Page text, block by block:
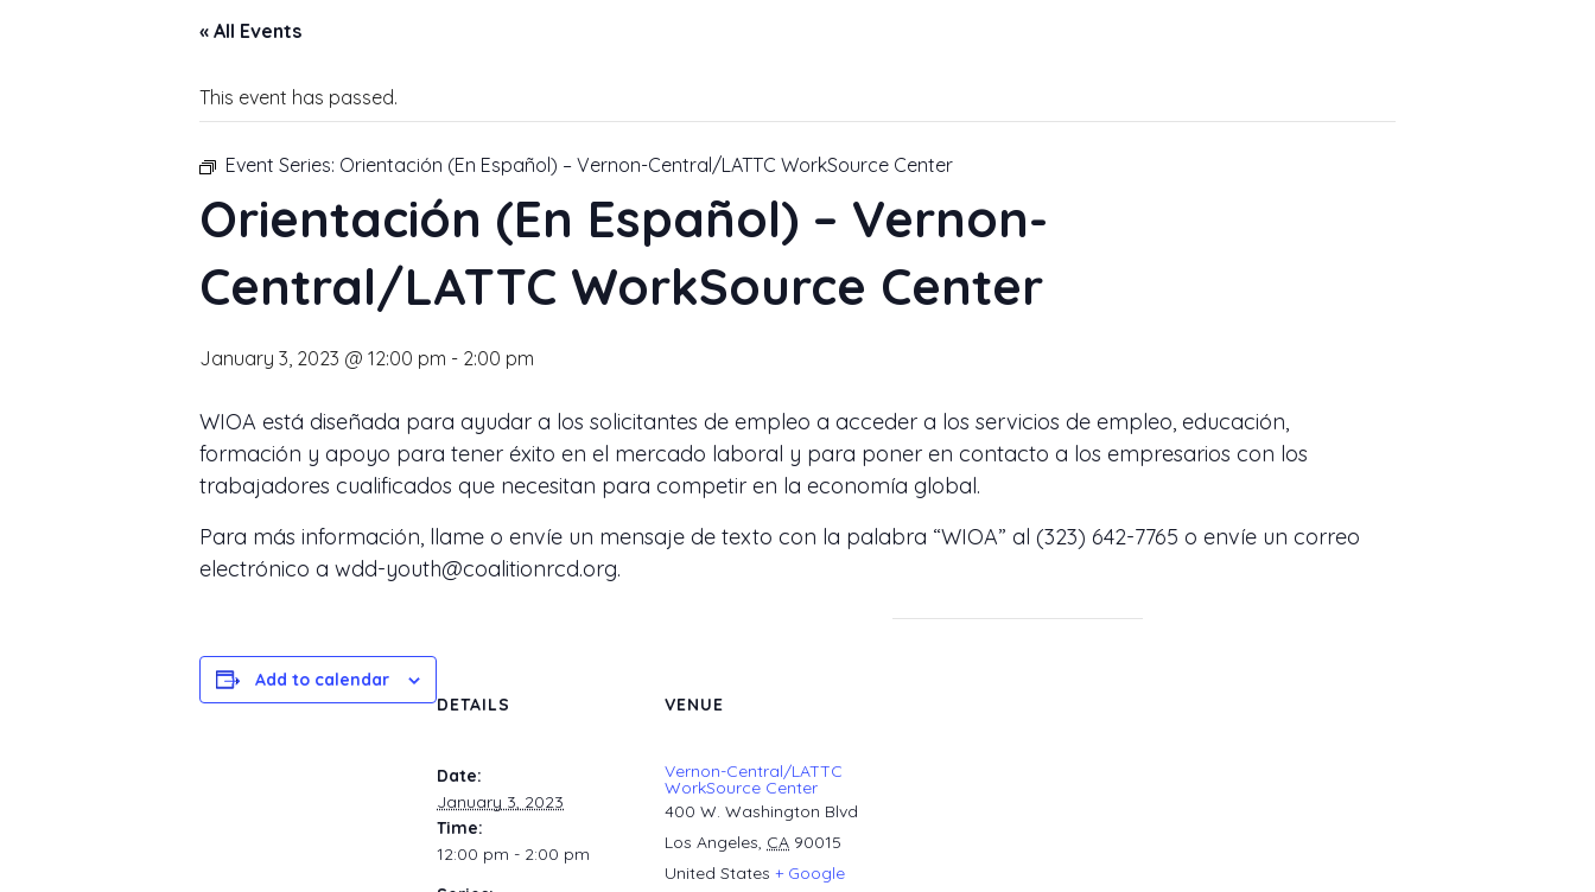
« All Events
This event has passed.
Event Series: Orientación (En Español) – Vernon-Central/LATTC WorkSource Center
Orientación (En Español) – Vernon-
Central/LATTC WorkSource Center
January 3, 2023 @ 12:00 pm - 2:00 pm
WIOA está diseñada para ayudar a los solicitantes de empleo a acceder a los servicios de empleo, educación,
formación y apoyo para tener éxito en el mercado laboral y para poner en contacto a los empresarios con los
trabajadores cualificados que necesitan para competir en la economía global.
Para más información, llame o envíe un mensaje de texto con la palabra “WIOA” al (323) 642-7765 o envíe un correo
electrónico a wdd-youth@coalitionrcd.org.
Add to calendar
DETAILS
Date:
January 3, 2023
Time:
12:00 pm - 2:00 pm
VENUE
Vernon-Central/LATTC
WorkSource Center
400 W. Washington Blvd
Los Angeles, CA 90015
United States + Google